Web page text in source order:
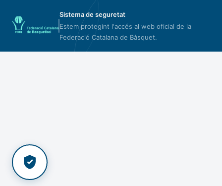
Sistema de seguretat
Estem protegint l'accés al web oficial de la
Federació Catalana de Bàsquet.